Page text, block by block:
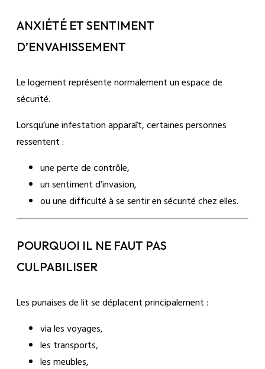
ANXIÉTÉ ET SENTIMENT
D’ENVAHISSEMENT
Le logement représente normalement un espace de
sécurité.
Lorsqu’une infestation apparaît, certaines personnes
ressentent :
une perte de contrôle,
un sentiment d’invasion,
ou une difficulté à se sentir en sécurité chez elles.
POURQUOI IL NE FAUT PAS
CULPABILISER
Les punaises de lit se déplacent principalement :
via les voyages,
les transports,
les meubles,